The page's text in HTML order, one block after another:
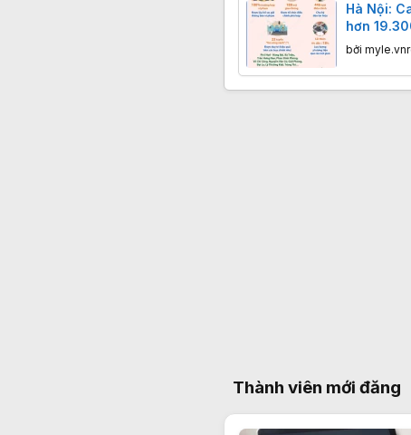
Hà Nội:
hơn
tháng
bởi
Thành viên mới đăng